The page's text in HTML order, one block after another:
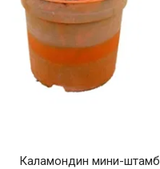
Каламондин мини-штамб